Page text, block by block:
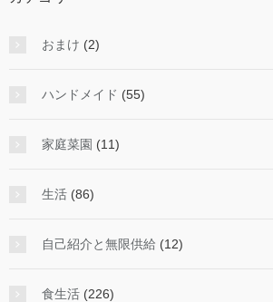
おまけ (2)
ハンドメイド (55)
家庭菜園 (11)
生活 (86)
自己紹介と無限供給 (12)
食生活 (226)